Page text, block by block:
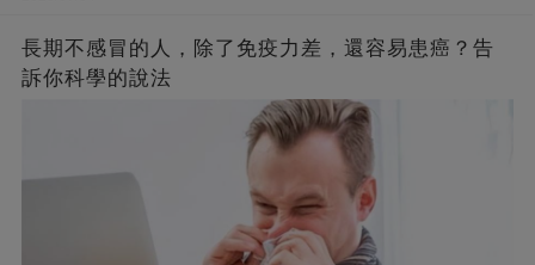
長期不感冒的人，除了免疫力差，還容易患癌？告
訴你科學的說法